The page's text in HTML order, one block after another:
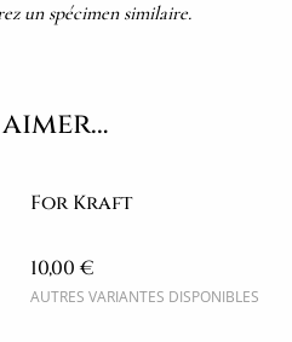
un spécimen similaire.
For Kraft
10,00 €
AUTRES VARIANTES DISPONIBLES